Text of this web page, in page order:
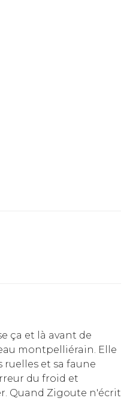
ça et là avant de
montpelliérain. Elle
ruelles et sa faune
du froid et
Quand Zigoute n'écrit